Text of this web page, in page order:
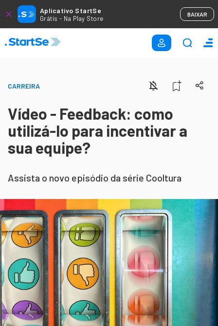
Aplicativo StartSe
Grátis - Na Play Store
BAIXAR
CARREIRA
Vídeo - Feedback: como
utilizá-lo para incentivar a
sua equipe?
Assista o novo episódio da série Cooltura